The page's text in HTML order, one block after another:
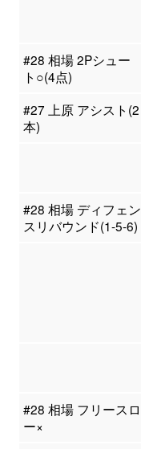
#28 相場 2Pシュー
ト○(4点)
#27 上原 アシスト(2
本)
#28 相場 ディフェン
スリバウンド(1-5-6)
#28 相場 フリースロ
ー×